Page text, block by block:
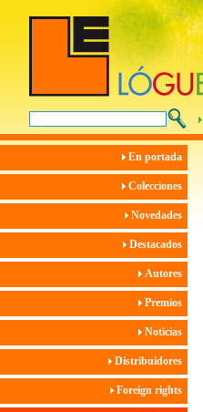
En portada
Colecciones
Novedades
Destacados
Autores
Premios
Noticias
Distribuidores
Foreign rights